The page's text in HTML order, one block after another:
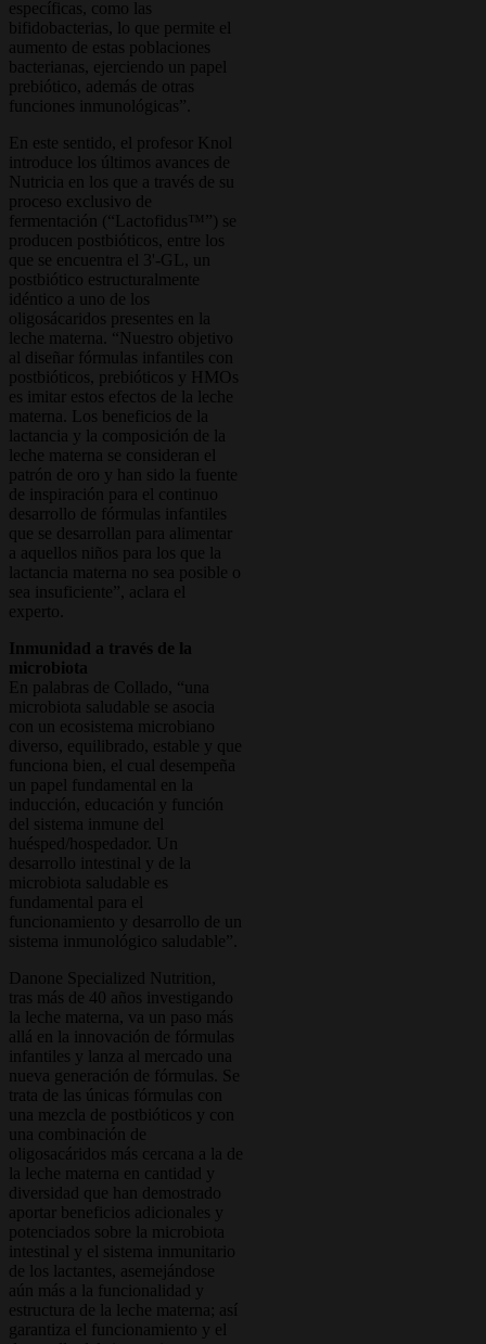
específicas, como las
bifidobacterias, lo que permite el
aumento de estas poblaciones
bacterianas, ejerciendo un papel
prebiótico, además de otras
funciones inmunológicas”.
En este sentido, el profesor Knol
introduce los últimos avances de
Nutricia en los que a través de su
proceso exclusivo de
fermentación (“Lactofidus™”) se
producen postbióticos, entre los
que se encuentra el 3'-GL, un
postbiótico estructuralmente
idéntico a uno de los
oligosácaridos presentes en la
leche materna. “Nuestro objetivo
al diseñar fórmulas infantiles con
postbióticos, prebióticos y HMOs
es imitar estos efectos de la leche
materna. Los beneficios de la
lactancia y la composición de la
leche materna se consideran el
patrón de oro y han sido la fuente
de inspiración para el continuo
desarrollo de fórmulas infantiles
que se desarrollan para alimentar
a aquellos niños para los que la
lactancia materna no sea posible o
sea insuficiente”, aclara el
experto.
Inmunidad a través de la
microbiota
En palabras de Collado, “una
microbiota saludable se asocia
con un ecosistema microbiano
diverso, equilibrado, estable y que
funciona bien, el cual desempeña
un papel fundamental en la
inducción, educación y función
del sistema inmune del
huésped/hospedador. Un
desarrollo intestinal y de la
microbiota saludable es
fundamental para el
funcionamiento y desarrollo de un
sistema inmunológico saludable”.
Danone Specialized Nutrition,
tras más de 40 años investigando
la leche materna, va un paso más
allá en la innovación de fórmulas
infantiles y lanza al mercado una
nueva generación de fórmulas. Se
trata de las únicas fórmulas con
una mezcla de postbióticos y con
una combinación de
oligosacáridos más cercana a la de
la leche materna en cantidad y
diversidad que han demostrado
aportar beneficios adicionales y
potenciados sobre la microbiota
intestinal y el sistema inmunitario
de los lactantes, asemejándose
aún más a la funcionalidad y
estructura de la leche materna; así
garantiza el funcionamiento y el